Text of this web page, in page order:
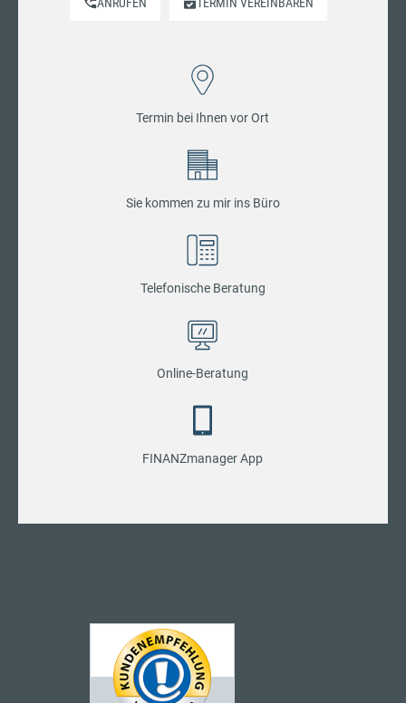
Termin bei Ihnen vor Ort
Sie kommen zu mir ins Büro
Telefonische Beratung
Online-Beratung
FINANZmanager App